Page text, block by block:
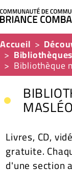
Accueil
Bibliothèques
Bibliothèque
Livres, CD,
gratuite.
d'une section